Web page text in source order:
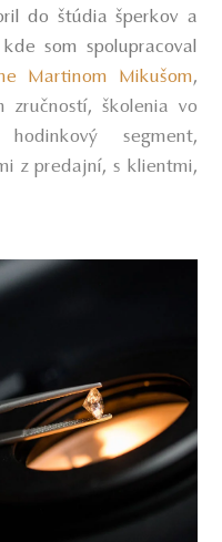
do štúdia šperkov a
som spolupracoval
Martinom Mikušom,
zručností, školenia vo
segment,
z predajní, s klientmi,